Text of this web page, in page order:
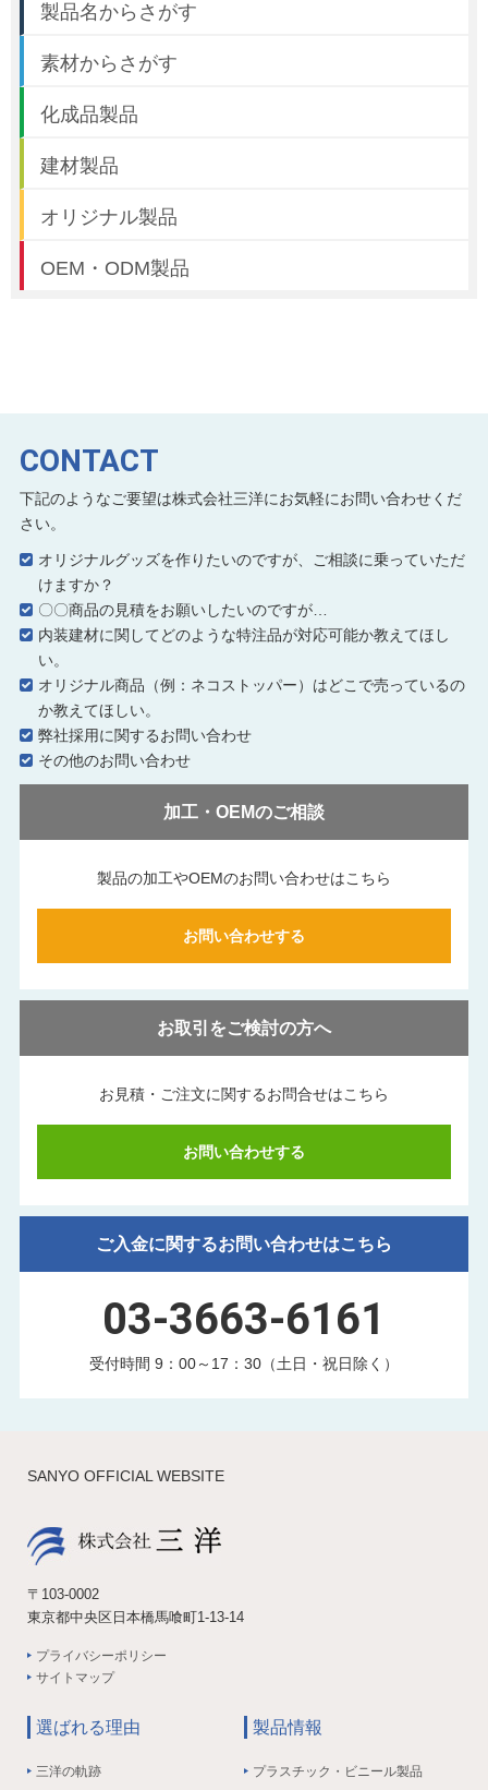
製品名からさがす
素材からさがす
化成品製品
建材製品
オリジナル製品
OEM・ODM製品
CONTACT
下記のようなご要望は株式会社三洋にお気軽にお問い合わせくだ
さい。
オリジナルグッズを作りたいのですが、ご相談に乗っていただ
けますか？
〇〇商品の見積をお願いしたいのですが…
内装建材に関してどのような特注品が対応可能か教えてほし
い。
オリジナル商品（例：ネコストッパー）はどこで売っているの
か教えてほしい。
弊社採用に関するお問い合わせ
その他のお問い合わせ
加工・OEMのご相談
製品の加工やOEMのお問い合わせはこちら
お問い合わせする
お取引をご検討の方へ
お見積・ご注文に関するお問合せはこちら
お問い合わせする
ご入金に関するお問い合わせはこちら
03-3663-6161
受付時間 9：00～17：30（土日・祝日除く）
SANYO OFFICIAL WEBSITE
〒103-0002
東京都中央区日本橋馬喰町1-13-14
プライバシーポリシー
サイトマップ
選ばれる理由
三洋の軌跡
製品情報
プラスチック・ビニール製品